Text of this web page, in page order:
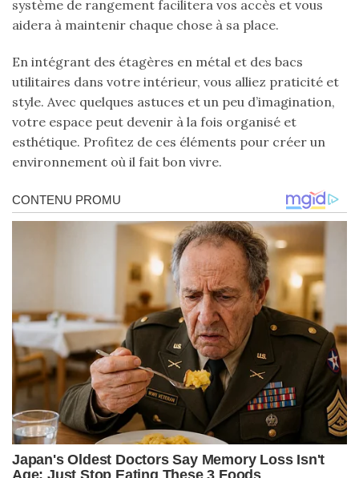
système de rangement facilitera vos accès et vous
aidera à maintenir chaque chose à sa place.
En intégrant des étagères en métal et des bacs
utilitaires dans votre intérieur, vous alliez praticité et
style. Avec quelques astuces et un peu d’imagination,
votre espace peut devenir à la fois organisé et
esthétique. Profitez de ces éléments pour créer un
environnement où il fait bon vivre.